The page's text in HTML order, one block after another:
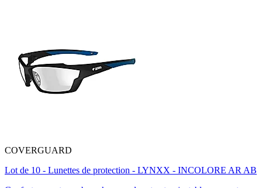
COVERGUARD
Lot de 10 - Lunettes de protection - LYNXX - INCOLORE AR AB